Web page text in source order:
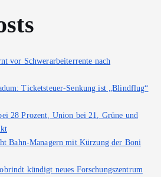
vor Schwerarbeiterrente nach
Ticketsteuer-Senkung ist „Blindflug“
28 Prozent, Union bei 21, Grüne und
Bahn-Managern mit Kürzung der Boni
kündigt neues Forschungszentrum